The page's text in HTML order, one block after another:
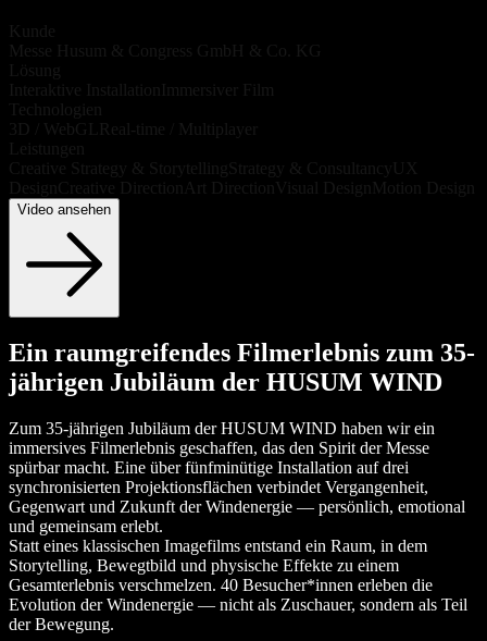
Video ansehen
Ein raumgreifendes Filmerlebnis zum 35-
jährigen Jubiläum der HUSUM WIND
Zum 35-jährigen Jubiläum der HUSUM WIND haben wir ein
immersives Filmerlebnis geschaffen, das den Spirit der Messe
spürbar macht. Eine über fünfminütige Installation auf drei
synchronisierten Projektionsflächen verbindet Vergangenheit,
Gegenwart und Zukunft der Windenergie — persönlich, emotional
und gemeinsam erlebt.
Statt eines klassischen Imagefilms entstand ein Raum, in dem
Storytelling, Bewegtbild und physische Effekte zu einem
Gesamterlebnis verschmelzen. 40 Besucher*innen erleben die
Evolution der Windenergie — nicht als Zuschauer, sondern als Teil
der Bewegung.